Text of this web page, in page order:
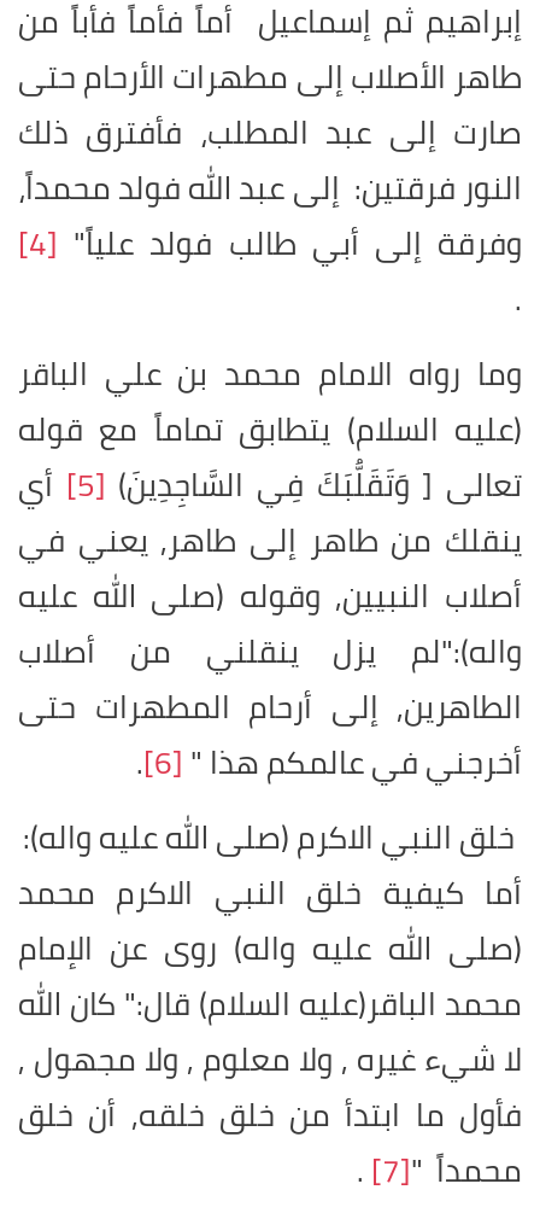
إبراهيم ثم إسماعيل أماً فأماً فأباً من
طاهر الأصلاب إلى مطهرات الأرحام حتى
صارت إلى عبد المطلب، فأفترق ذلك
النور فرقتين: إلى عبد الله فولد محمداً،
وفرقة إلى أبي طالب فولد علياً" [4]
.
وما رواه الامام محمد بن علي الباقر
(عليه السلام) يتطابق تماماً مع قوله
تعالى ] وَتَقَلُّبَكَ فِي السَّاجِدِينَ(
[5] أي
ينقلك من طاهر إلى طاهر, يعني في
أصلاب النبيين, وقوله (صلى الله عليه
واله):"لم يزل ينقلني من أصلاب
الطاهرين, إلى أرحام المطهرات حتى
أخرجني في عالمكم هذا "[6]
.
خلق النبي الاكرم (صلى الله عليه واله):
أما كيفية خلق النبي الاكرم محمد
(صلى الله عليه واله) روى عن الإمام
محمد الباقر(عليه السلام) قال:" كان الله
لا شيء غيره , ولا معلوم , ولا مجهول ,
فأول ما ابتدأ من خلق خلقه, أن خلق
محمداً "[7]
.